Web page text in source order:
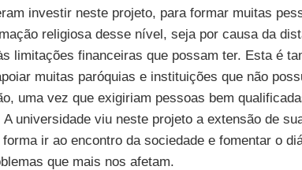
investir neste projeto, para formar muitas
religiosa desse nível, seja por causa da
limitações financeiras que possam ter. Esta é
muitas paróquias e instituições que não
uma vez que exigiriam pessoas bem
universidade viu neste projeto a extensão de
ir ao encontro da sociedade e fomentar o
que mais nos afetam.